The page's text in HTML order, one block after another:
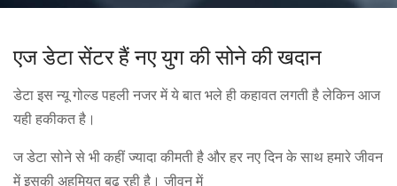
एज डेटा सेंटर हैं नए युग की सोने की खदान
डेटा इस न्यू गोल्ड पहली नजर में ये बात भले ही कहावत लगती है लेकिन आज
यही हकीकत है।
ज डेटा सोने से भी कहीं ज्यादा कीमती है और हर नए दिन के साथ हमारे जीवन
में इसकी अहमियत बढ़ रही है। जीवन में